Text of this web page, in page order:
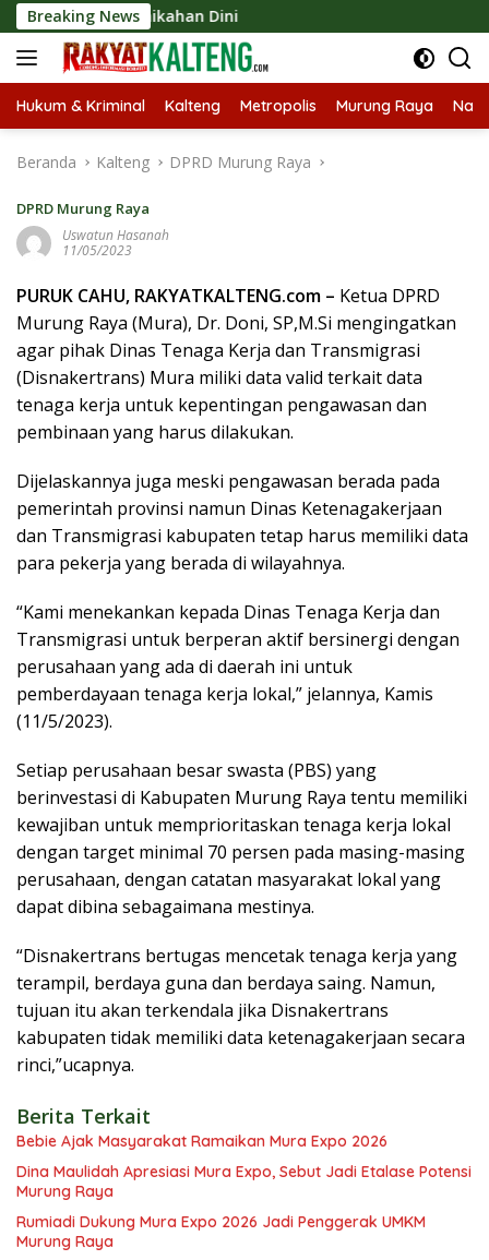
Langsung
ke
konten
Breaking News
Cegah Pernikahan Dini
Hukum & Kriminal Kalteng Metropolis Murung Raya
Beranda Kalteng DPRD Murung Raya
DPRD Murung Raya
Uswatun Hasanah
11/05/2023
PURUK CAHU, RAKYATKALTENG.com – Ketua DPRD
Murung Raya (Mura), Dr. Doni, SP,M.Si mengingatkan
agar pihak Dinas Tenaga Kerja dan Transmigrasi
(Disnakertrans) Mura miliki data valid terkait data
tenaga kerja untuk kepentingan pengawasan dan
pembinaan yang harus dilakukan.
Dijelaskannya juga meski pengawasan berada pada
pemerintah provinsi namun Dinas Ketenagakerjaan
dan Transmigrasi kabupaten tetap harus memiliki data
para pekerja yang berada di wilayahnya.
“Kami menekankan kepada Dinas Tenaga Kerja dan
Transmigrasi untuk berperan aktif bersinergi dengan
perusahaan yang ada di daerah ini untuk
pemberdayaan tenaga kerja lokal,” jelannya, Kamis
(11/5/2023).
Setiap perusahaan besar swasta (PBS) yang
berinvestasi di Kabupaten Murung Raya tentu memiliki
kewajiban untuk memprioritaskan tenaga kerja lokal
dengan target minimal 70 persen pada masing-masing
perusahaan, dengan catatan masyarakat lokal yang
dapat dibina sebagaimana mestinya.
“Disnakertrans bertugas mencetak tenaga kerja yang
terampil, berdaya guna dan berdaya saing. Namun,
tujuan itu akan terkendala jika Disnakertrans
kabupaten tidak memiliki data ketenagakerjaan secara
rinci,”ucapnya.
Berita Terkait
Bebie Ajak Masyarakat Ramaikan Mura Expo 2026
Dina Maulidah Apresiasi Mura Expo, Sebut Jadi Etalase Potensi
Murung Raya
Rumiadi Dukung Mura Expo 2026 Jadi Penggerak UMKM
Murung Raya